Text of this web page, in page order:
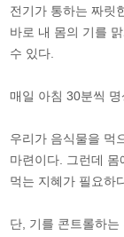
전기가 통하는 짜릿
바로 내 몸의 기를
수 있다.
매일 아침 30분씩
우리가 음식물을 먹
마련이다. 그런데
먹는 지혜가 필요하
단, 기를 콘트롤하는